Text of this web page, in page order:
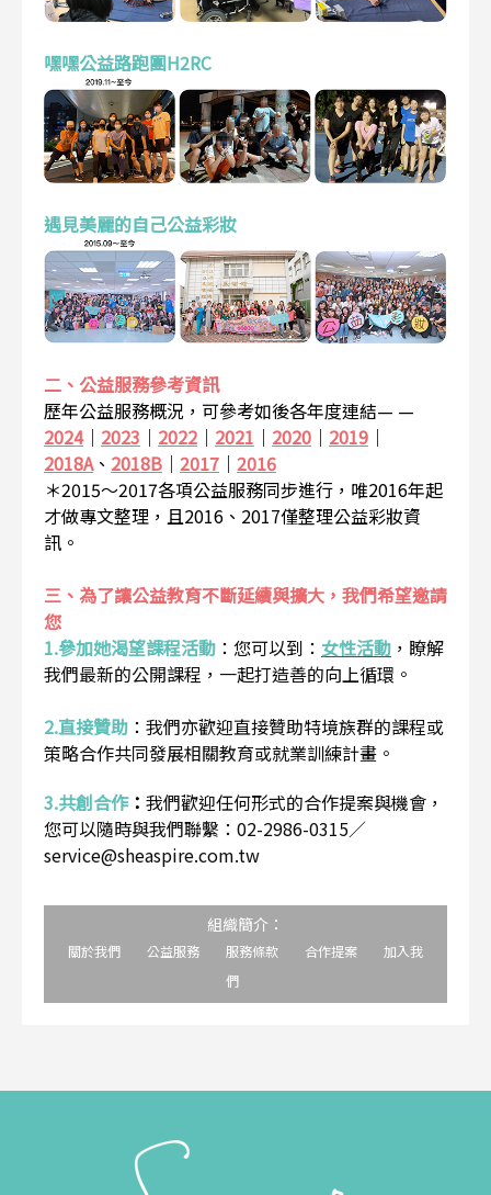
嘿嘿公益路跑團H2RC
遇見美麗的自己公益彩妝
二、公益服務參考資訊
歷年公益服務概況，可參考如後各年度連結— —
2024｜ 2023 ｜ 2022 ｜ 2021 ｜ 2020 ｜ 2019 ｜
2018A、 2018B ｜ 2017 ｜ 2016
＊2015～2017各項公益服務同步進行，唯2016年起
才做專文整理，且2016、2017僅整理公益彩妝資
訊。
三、為了讓公益教育不斷延續與擴大，我們希望邀請
您
1.參加她渴望課程活動 ： 您可以到： 女性活動 ，瞭解
我們最新的公開課程，一起打造善的向上循環。
2.直接贊助 ： 我們亦歡迎直接贊助特境族群的課程或
策略合作共同發展相關教育或就業訓練計畫。
3.共創合作： 我們歡迎任何形式的合作提案與機會，
您可以隨時與我們聯繫：02-2986-0315／
service@sheaspire.com.tw
組織簡介：
關於我們 公益服務 服務條款 合作提案
加入我
們